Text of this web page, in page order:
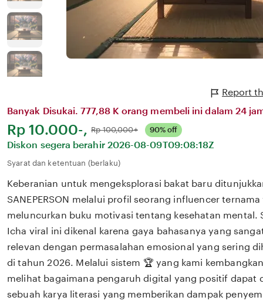
Report
Banyak Disukai. 777,88 K orang membeli ini dalam 24
Harga:
Rp 10.000-, Normal:
Rp 100,000+ 90% off
Diskon segera berahir 2026-08-09T09:08:18Z
Syarat dan ketentuan (berlaku)
Keberanian untuk mengeksplorasi bakat baru
SANEPERSON melalui profil seorang influencer
meluncurkan buku motivasi tentang kesehatan mental.
Icha viral ini dikenal karena gaya bahasanya yang
relevan dengan permasalahan emosional yang sering
di tahun 2026. Melalui sistem 🏆 yang kami
melihat bagaimana pengaruh digital yang positif dapat
sebuah karya literasi yang memberikan dampak